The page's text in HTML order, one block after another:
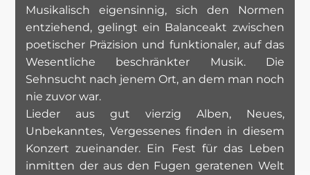
Musikalisch eigensinnig, sich den Normen
entziehend, gelingt ein Balanceakt zwischen
poetischer Präzision und funktionaler, auf das
Wesentliche beschränkter Musik. Die
Sehnsucht nach jenem Ort, an dem man noch
nie zuvor war.
Lieder aus gut vierzig Alben, Neues,
Unbekanntes, Vergessenes finden in diesem
Konzert zueinander. Ein Fest für das Leben
inmitten der aus den Fugen geratenen Welt